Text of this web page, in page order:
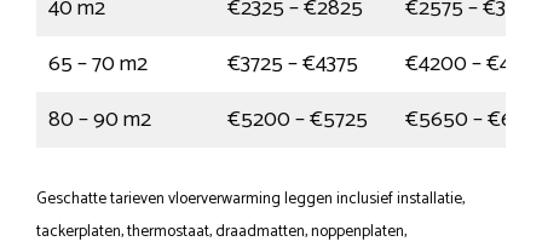
40 m2
€2325 – €2825
€2575 – €3200
65 – 70 m2
€3725 – €4375
€4200 –
80 – 90 m2
€5200 – €5725 €5650 –
Geschatte tarieven vloerverwarming leggen inclusief installatie,
tackerplaten, thermostaat, draadmatten, noppenplaten,